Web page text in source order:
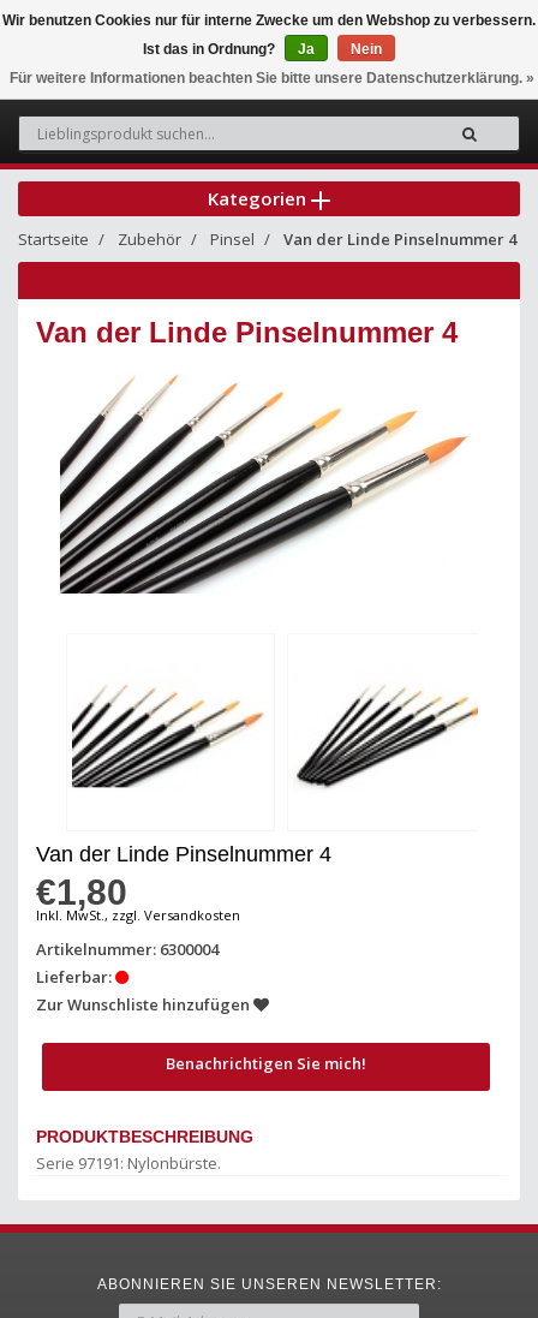
0
Kategorien
Startseite Zubehör Pinsel Van der Linde Pinselnummer 4
Van der Linde Pinselnummer 4
Van der Linde Pinselnummer 4
€1,80
Inkl. MwSt., zzgl. Versandkosten
Artikelnummer: 6300004
Lieferbar:
Zur Wunschliste hinzufügen
Benachrichtigen Sie mich!
PRODUKTBESCHREIBUNG
Serie 97191: Nylonbürste.
ABONNIEREN SIE UNSEREN NEWSLETTER:
Wir benutzen Cookies nur für interne Zwecke um den Webshop zu verbessern.
Ist das in Ordnung?
Ja
Nein
Für weitere Informationen beachten Sie bitte unsere Datenschutzerklärung. »